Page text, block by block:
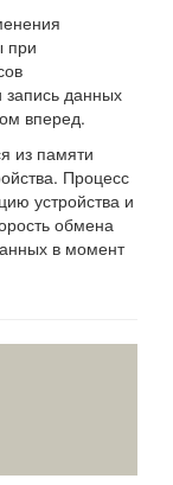
при
данных
вперед.
из памяти
Процесс
устройства и
обмена
в момент